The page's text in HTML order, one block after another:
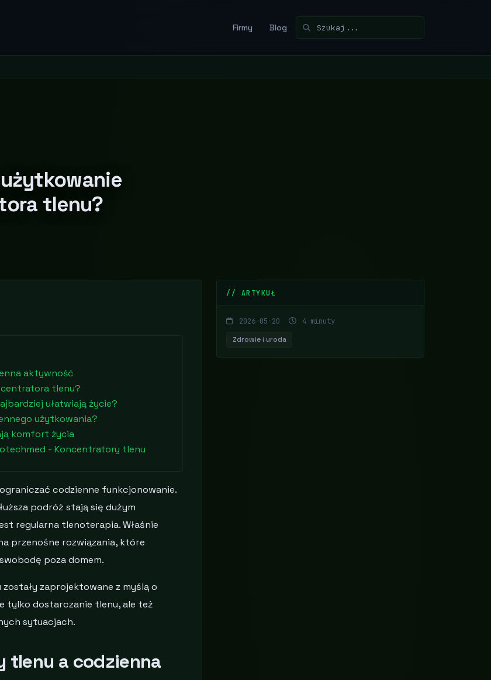
Firmy Blog
tlenu?
aktywność
tlenu?
ułatwiają życie?
użytkowania?
komfort życia
- Koncentratory tlenu
codzienne funkcjonowanie.
podróż stają się dużym
regularna tlenoterapia. Właśnie
przenośne rozwiązania, które
poza domem.
zostały zaprojektowane z myślą o
tylko dostarczanie tlenu, ale też
sytuacjach.
tlenu a codzienna
// ARTYKUŁ
2026-05-20 4 minuty
Zdrowie i uroda